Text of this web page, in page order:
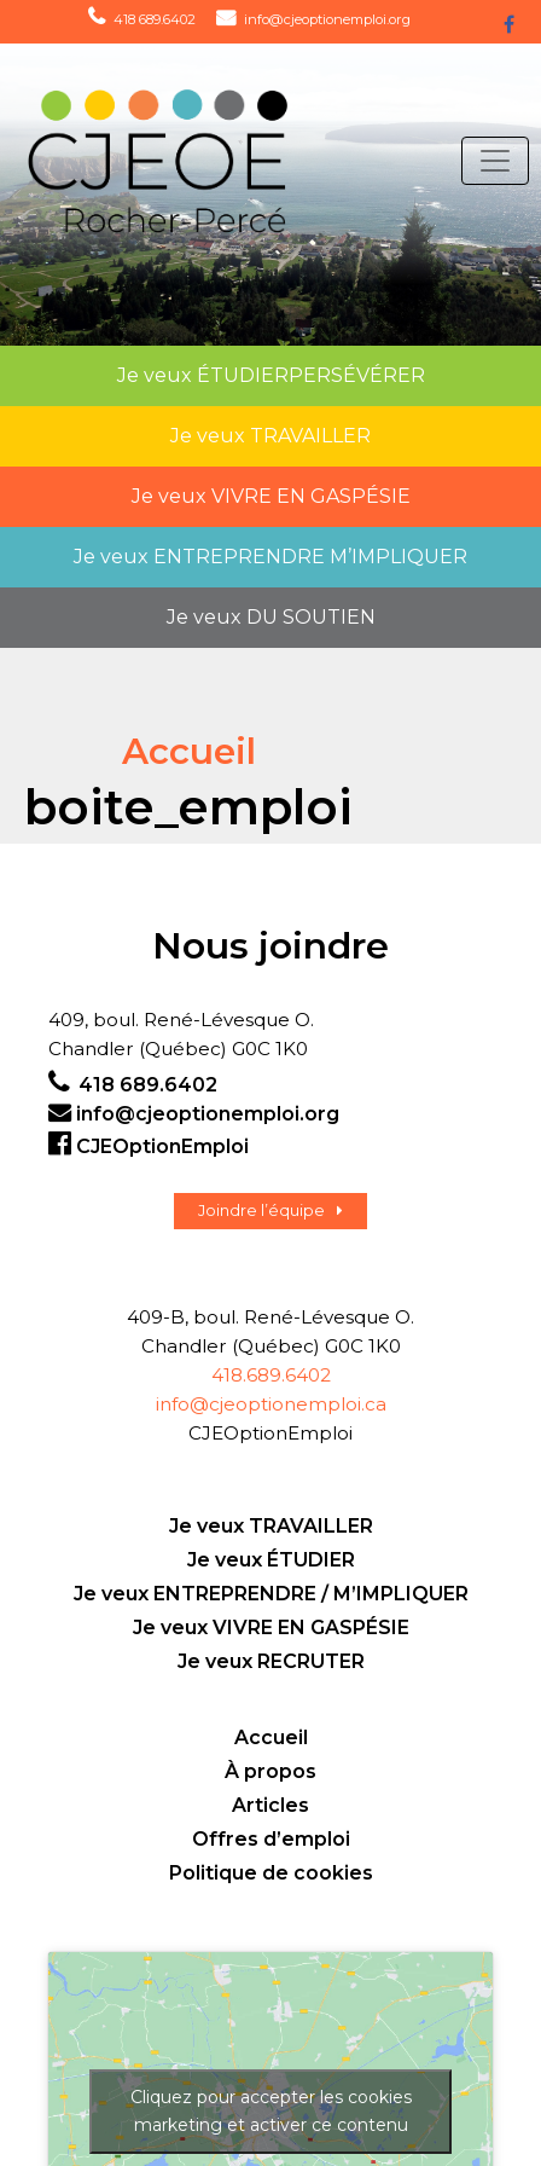
418 689.6402 info@cjeoptionemploi.org
Je veux ÉTUDIERPERSÉVÉRER
Je veux TRAVAILLER
Je veux VIVRE EN GASPÉSIE
Je veux ENTREPRENDRE M’IMPLIQUER
Je veux DU SOUTIEN
Accueil
boite_emploi
Nous joindre
409, boul. René-Lévesque O.
Chandler (Québec) G0C 1K0
418 689.6402
info@cjeoptionemploi.org
CJEOptionEmploi
Joindre l’équipe
409-B, boul. René-Lévesque O.
Chandler (Québec) G0C 1K0
418.689.6402
info@cjeoptionemploi.ca
CJEOptionEmploi
Je veux TRAVAILLER
Je veux ÉTUDIER
Je veux ENTREPRENDRE / M’IMPLIQUER
Je veux VIVRE EN GASPÉSIE
Je veux RECRUTER
Accueil
À propos
Articles
Offres d’emploi
Politique de cookies
Cliquez pour accepter les cookies
marketing et activer ce contenu